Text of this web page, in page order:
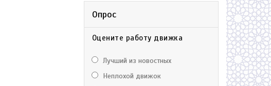
Опрос
Оцените работу движка
Лучший из новостных
Неплохой движок